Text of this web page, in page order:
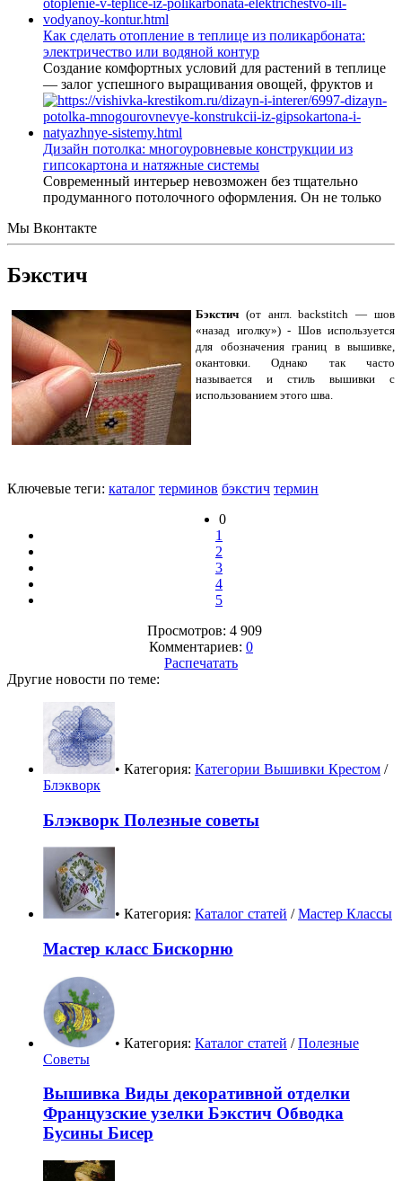
Как сделать отопление в теплице из поликарбоната:
электричество или водяной контур
Создание комфортных условий для растений в теплице
— залог успешного выращивания овощей, фруктов и
Дизайн потолка: многоуровневые конструкции из
гипсокартона и натяжные системы
Современный интерьер невозможен без тщательно
продуманного потолочного оформления. Он не только
Мы Вконтакте
Бэкстич
Бэкстич (от англ. backstitch — шов
«назад иголку») - Шов используется
для обозначения границ в вышивке,
окантовки. Однако так часто
называется и стиль вышивки с
использованием этого шва.
Ключевые теги: каталог терминов бэкстич термин
0
1
2
3
4
5
Просмотров: 4 909
Комментариев: 0
Распечатать
Другие новости по теме:
• Категория: Категории Вышивки Крестом /
Блэкворк
Блэкворк Полезные советы
• Категория: Каталог статей /Мастер Классы
Мастер класс Бискорню
• Категория: Каталог статей /Полезные
Советы
Вышивка Виды декоративной отделки
Французские узелки Бэкстич Обводка
Бусины Бисер